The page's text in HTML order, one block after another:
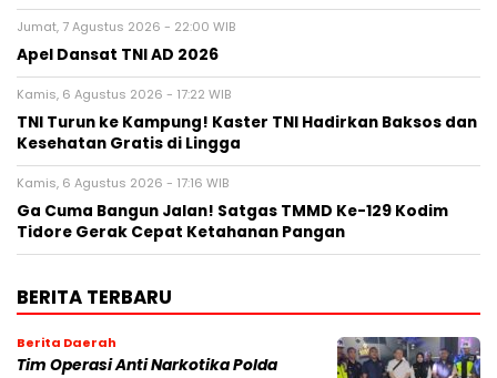
Jumat, 7 Agustus 2026 - 22:00 WIB
Apel Dansat TNI AD 2026
Kamis, 6 Agustus 2026 - 17:22 WIB
TNI Turun ke Kampung! Kaster TNI Hadirkan Baksos dan
Kesehatan Gratis di Lingga
Kamis, 6 Agustus 2026 - 17:16 WIB
Ga Cuma Bangun Jalan! Satgas TMMD Ke-129 Kodim
Tidore Gerak Cepat Ketahanan Pangan
BERITA TERBARU
Berita Daerah
Tim Operasi Anti Narkotika Polda